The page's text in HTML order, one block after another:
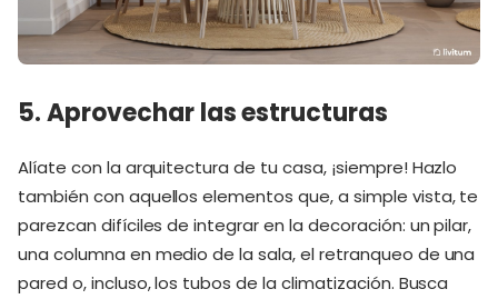
5. Aprovechar las estructuras
Alíate con la arquitectura de tu casa, ¡siempre! Hazlo
también con aquellos elementos que, a simple vista, te
parezcan difíciles de integrar en la decoración: un pilar,
una columna en medio de la sala, el retranqueo de una
pared o, incluso, los tubos de la climatización. Busca